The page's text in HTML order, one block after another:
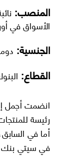
المنصب:
الأسواق في
الجنسية:
القطاع:
رئيسة
أما في
في سيتي بنك